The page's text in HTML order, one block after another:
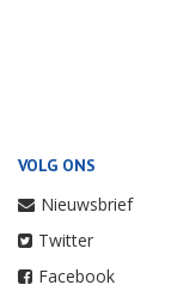
VOLG ONS
Nieuwsbrief
Twitter
Facebook